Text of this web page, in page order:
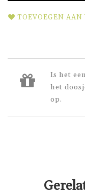
TOEVOEGEN
Is het
het
op.